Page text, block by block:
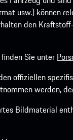
usw.) können
den
Sie unter
werden,
Bildmaterial